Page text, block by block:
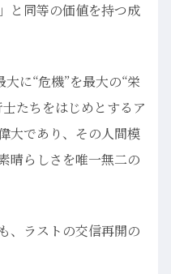
と同等の価値を持つ成
に“危機”を最大の“栄
たちをはじめとするア
大であり、その人間模
晴らしさを唯一無二の
、ラストの交信再開の